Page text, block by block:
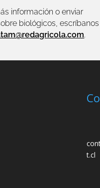
información o enviar
biológicos, escríbanos
.
t.cl